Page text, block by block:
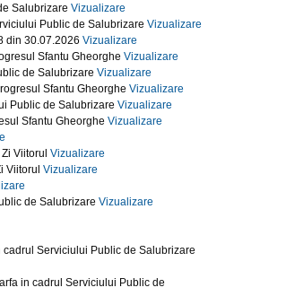
Salubrizare Vizualizare
Public de Salubrizare Vizualizare
din 30.07.2026 Vizualizare
Sfantu Gheorghe Vizualizare
de Salubrizare Vizualizare
Sfantu Gheorghe Vizualizare
Public de Salubrizare Vizualizare
Sfantu Gheorghe Vizualizare
Viitorul Vizualizare
Viitorul Vizualizare
de Salubrizare Vizualizare
Serviciului Public de Salubrizare
in cadrul Serviciului Public de